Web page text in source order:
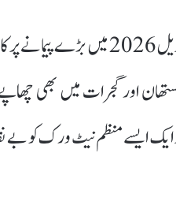
دہلی پولیس کی ویسٹرن ڈسٹرکٹ
اور گجرات میں بھی
ایک ایسے منظم نیٹ ورک کو